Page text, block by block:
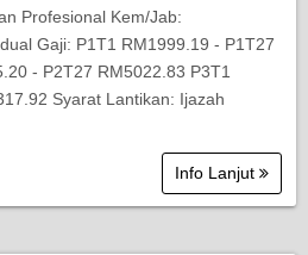
Profesional Kem/Jab:
Gaji: P1T1 RM1999.19 - P1T27
- P2T27 RM5022.83 P3T1
Syarat Lantikan: Ijazah
Info Lanjut